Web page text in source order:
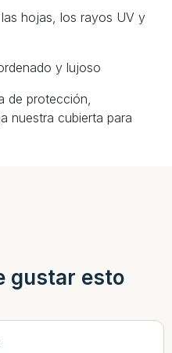
hojas, los rayos UV y
y lujoso
de protección,
nuestra cubierta para
gustar esto